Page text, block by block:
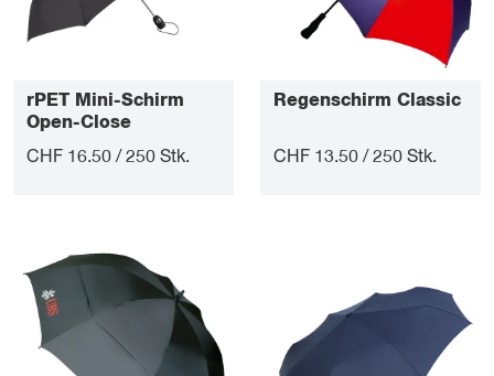
rPET Mini-Schirm
Open-Close
CHF 16.50 / 250 Stk.
Regenschirm Classic
CHF 13.50 / 250 Stk.